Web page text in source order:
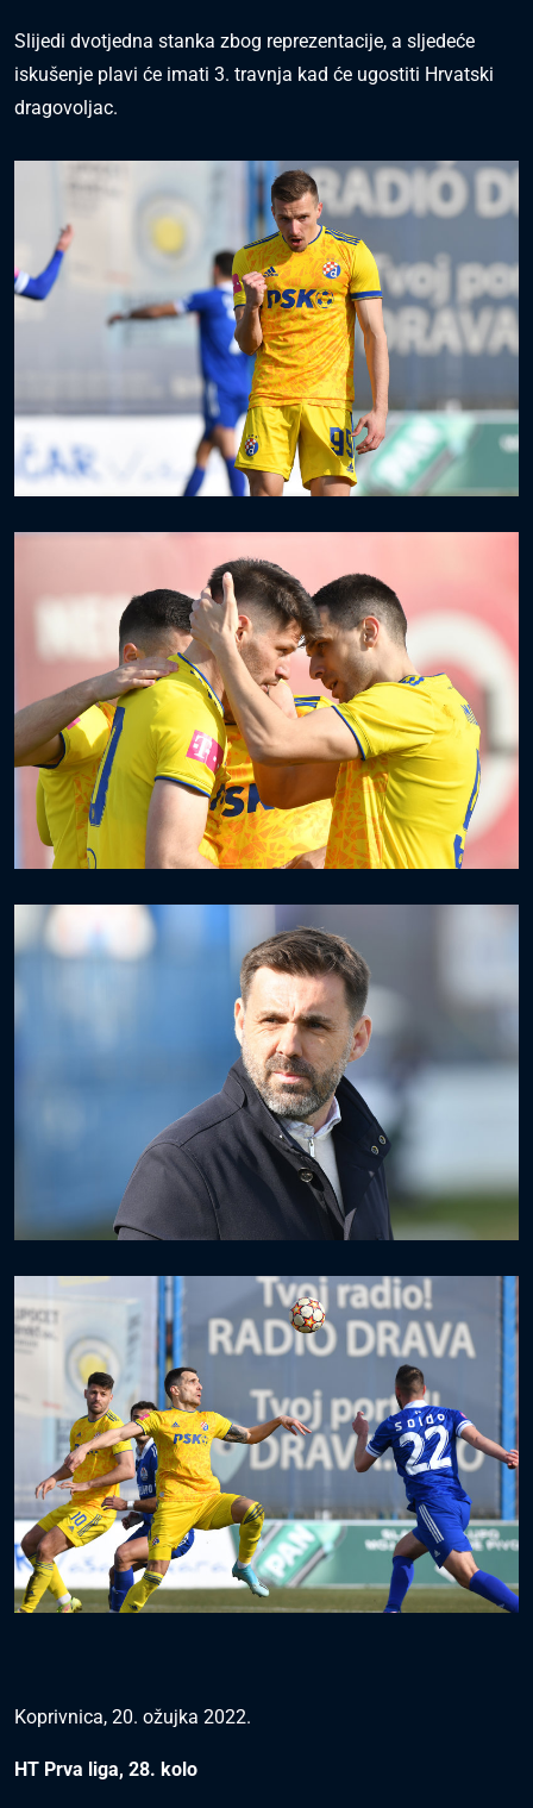
Slijedi dvotjedna stanka zbog reprezentacije, a sljedeće
iskušenje plavi će imati 3. travnja kad će ugostiti Hrvatski
dragovoljac.
Koprivnica, 20. ožujka 2022.
HT Prva liga, 28. kolo